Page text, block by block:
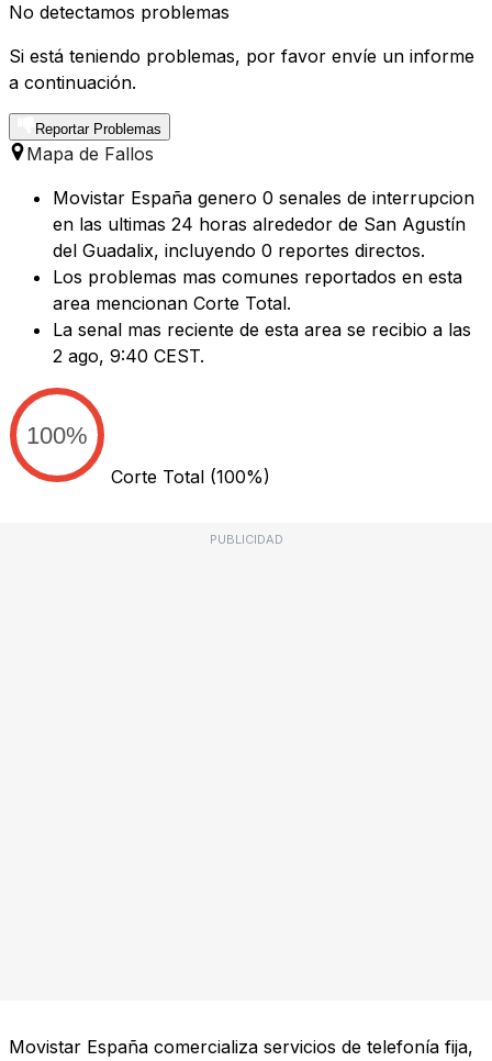
No detectamos problemas
Si está teniendo problemas, por favor envíe un informe
a continuación.
Reportar Problemas
Mapa de Fallos
Movistar España genero 0 senales de interrupcion
en las ultimas 24 horas alrededor de San Agustín
del Guadalix, incluyendo 0 reportes directos.
Los problemas mas comunes reportados en esta
area mencionan Corte Total.
La senal mas reciente de esta area se recibio a las
2 ago, 9:40 CEST.
100%
Corte Total (100%)
PUBLICIDAD
Movistar España comercializa servicios de telefonía fija,